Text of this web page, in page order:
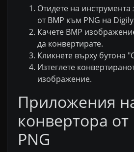
Отидете на
от BMP към PNG на
Качете BMP
да конвертирате.
Кликнете върху бутона
Изтеглете
изображение.
Приложения
конвертора
PNG